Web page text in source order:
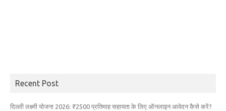
Recent Post
दिल्ली लक्ष्मी योजना 2026: ₹2500 प्रतिमाह सहायता के लिए ऑनलाइन आवेदन कैसे करें?